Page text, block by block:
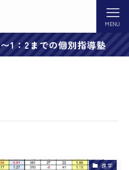
MENU
1：2までの個別指導塾
進学